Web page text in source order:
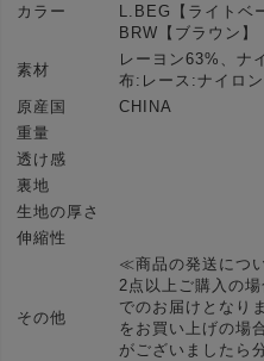
カラー
L.BEG【ライトベ
BRW【ブラウン】
素材
レーヨン63%、ナ
布:レース:ナイロ
原産国
CHINA
重量
透け感
裏地
生地の厚さ
伸縮性
その他
≪商品の発送につ
2点以上ご購入の
でのお届けとなり
をお買い上げの場
がございましたら